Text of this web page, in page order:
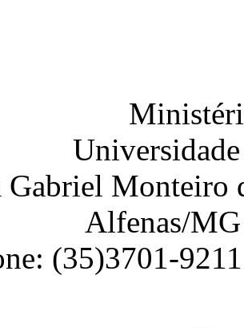
Gabriel Monteiro
Alfenas/MG
(35)3701-9211